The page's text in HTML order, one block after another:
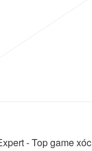
- Top game xóc